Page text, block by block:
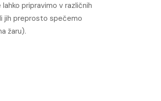
pripravimo v različnih
jih preprosto spečemo
žaru).